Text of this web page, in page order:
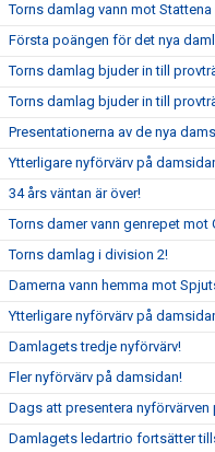
Torns damlag vann mot Stattena
Första poängen för det nya
Torns damlag bjuder in till
Torns damlag bjuder in till
Presentationerna av de nya
Ytterligare nyförvärv på
34 års väntan är över!
Torns damer vann genrepet mot
Torns damlag i division 2!
Damerna vann hemma mot
Ytterligare nyförvärv på
Damlagets tredje nyförvärv!
Fler nyförvärv på damsidan!
Dags att presentera nyförvärven
Damlagets ledartrio fortsätter